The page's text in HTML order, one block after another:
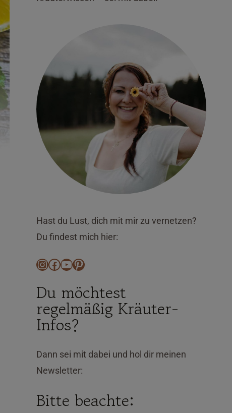
Hast du Lust, dich mit mir zu vernetzen?
Du findest mich hier:
Instagram
Facebook
YouTube
Pinterest
Du möchtest
regelmäßig Kräuter-
Infos?
Dann sei mit dabei und hol dir meinen
Newsletter:
Bitte beachte: